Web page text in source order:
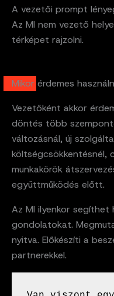
A vezetői prompt
Az MI nem vezető
térképet rajzolni.
Mikor érdemes
Vezetőként akkor
döntés több
változásnál, új
költségcsökkentésnél,
munkakörök
együttműködés előtt.
Az MI ilyenkor segíthet
gondolatokat.
nyitva. Előkészíti a
partnerekkel.